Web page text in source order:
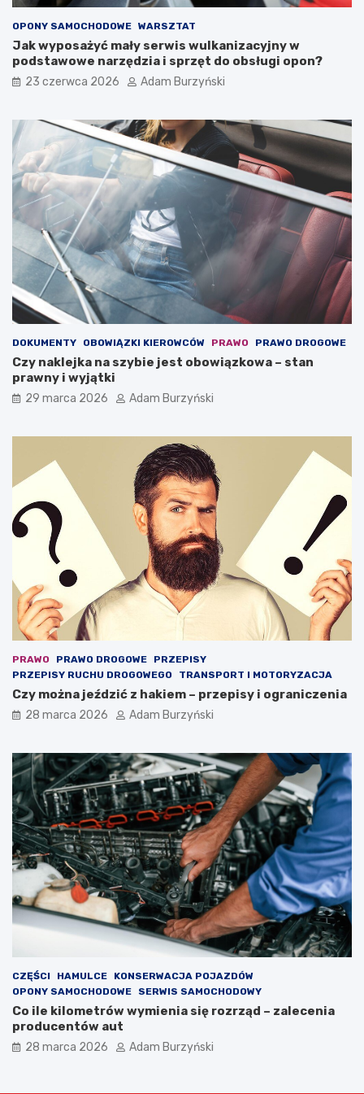
o
w
e
p
r
e
d
n
i
e
–
u
g
a
,
t
ó
r
a
c
r
o
ć
ż
y
c
i
e
c
i
e
a
z
y
–
j
a
k
i
ę
h
o
w
ć
?
OPONY SAMOCHODOWE WARSZTAT
Jak wyposażyć mały serwis wulkanizacyjny w
podstawowe narzędzia i sprzęt do obsługi opon?
23 czerwca 2026 Adam Burzyński
DOKUMENTY OBOWIĄZKI KIEROWCÓW PRAWO PRAWO DROGOWE
Czy naklejka na szybie jest obowiązkowa – stan
prawny i wyjątki
29 marca 2026 Adam Burzyński
PRAWO PRAWO DROGOWE
PRZEPISY
PRZEPISY RUCHU DROGOWEGO
TRANSPORT I MOTORYZACJA
Czy można jeździć z hakiem – przepisy i ograniczenia
28 marca 2026 Adam Burzyński
CZĘŚCI HAMULCE
KONSERWACJA POJAZDÓW
OPONY SAMOCHODOWE
SERWIS SAMOCHODOWY
Co ile kilometrów wymienia się rozrząd – zalecenia
producentów aut
28 marca 2026 Adam Burzyński